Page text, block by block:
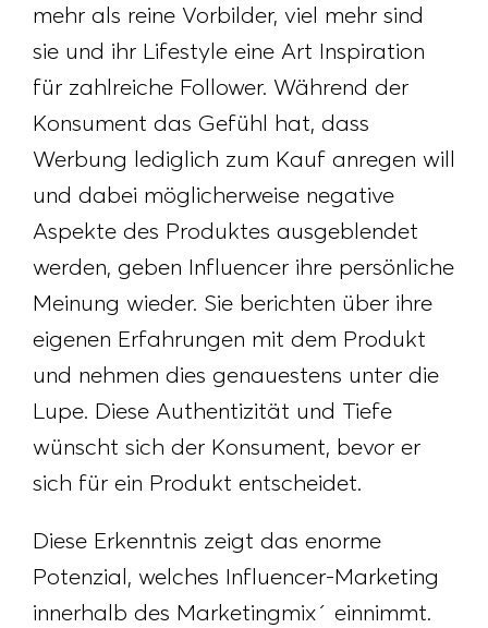
mehr als reine Vorbilder, viel mehr sind
sie und ihr Lifestyle eine Art Inspiration
für zahlreiche Follower. Während der
Konsument das Gefühl hat, dass
Werbung lediglich zum Kauf anregen will
und dabei möglicherweise negative
Aspekte des Produktes ausgeblendet
werden, geben Influencer ihre persönliche
Meinung wieder. Sie berichten über ihre
eigenen Erfahrungen mit dem Produkt
und nehmen dies genauestens unter die
Lupe. Diese Authentizität und Tiefe
wünscht sich der Konsument, bevor er
sich für ein Produkt entscheidet.
Diese Erkenntnis zeigt das enorme
Potenzial, welches Influencer-Marketing
innerhalb des Marketingmix´ einnimmt.